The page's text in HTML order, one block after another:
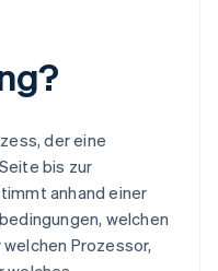
der eine
bis zur
anhand einer
welchen
Prozessor,